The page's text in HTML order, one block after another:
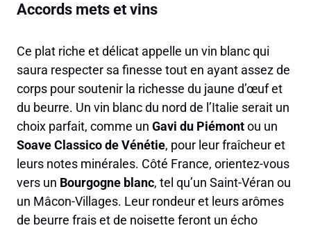
Accords mets et vins
Ce plat riche et délicat appelle un vin blanc qui
saura respecter sa finesse tout en ayant assez de
corps pour soutenir la richesse du jaune d’œuf et
du beurre. Un vin blanc du nord de l’Italie serait un
choix parfait, comme un Gavi du Piémontou un
Soave Classico de Vénétie, pour leur fraîcheur et
leurs notes minérales. Côté France, orientez-vous
vers un Bourgogne blanc, tel qu’un Saint-Véran ou
un Mâcon-Villages. Leur rondeur et leurs arômes
de beurre frais et de noisette feront un écho